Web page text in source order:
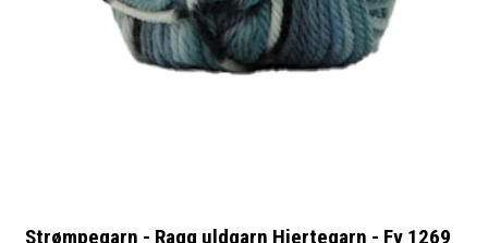
Strømpegarn - Ragg uldgarn Hjertegarn - Fv 1269